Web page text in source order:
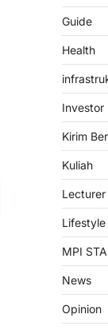
Guide
Health
Investor
Kirim
Kuliah
Lecturer
Lifestyle
MPI
News
Opinion